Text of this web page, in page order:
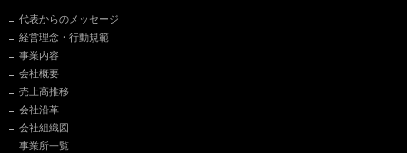
代表からのメッセージ
経営理念・行動規範
事業内容
会社概要
売上高推移
会社沿革
会社組織図
事業所一覧